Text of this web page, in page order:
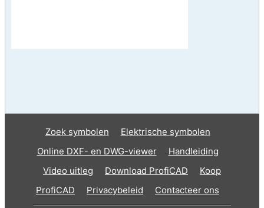
Zoek symbolen
Elektrische symbolen
Online DXF- en DWG-viewer
Handleiding
Video uitleg
Download ProfiCAD
Koop
ProfiCAD
Privacybeleid Contacteer ons